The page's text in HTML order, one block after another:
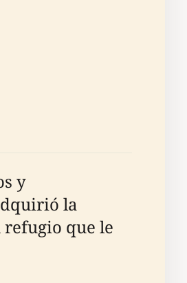
y
la
refugio que le